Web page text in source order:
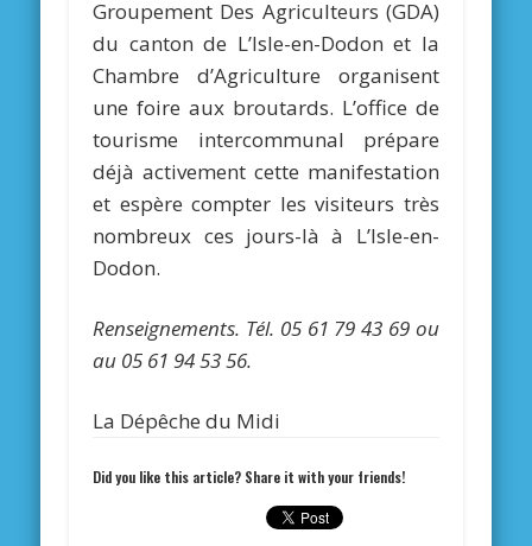
Groupement Des Agriculteurs (GDA)
du canton de L’Isle-en-Dodon et la
Chambre d’Agriculture organisent
une foire aux broutards. L’office de
tourisme intercommunal prépare
déjà activement cette manifestation
et espère compter les visiteurs très
nombreux ces jours-là à L’Isle-en-
Dodon.
Renseignements. Tél. 05 61 79 43 69 ou
au 05 61 94 53 56.
La Dépêche du Midi
Did you like this article? Share it with your friends!